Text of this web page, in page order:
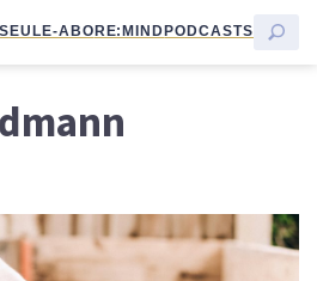
EULE-ABORE:MINDPODCASTS